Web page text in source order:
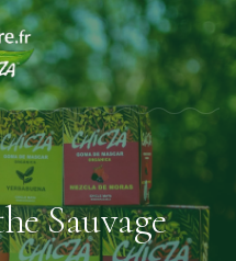
Sauvage